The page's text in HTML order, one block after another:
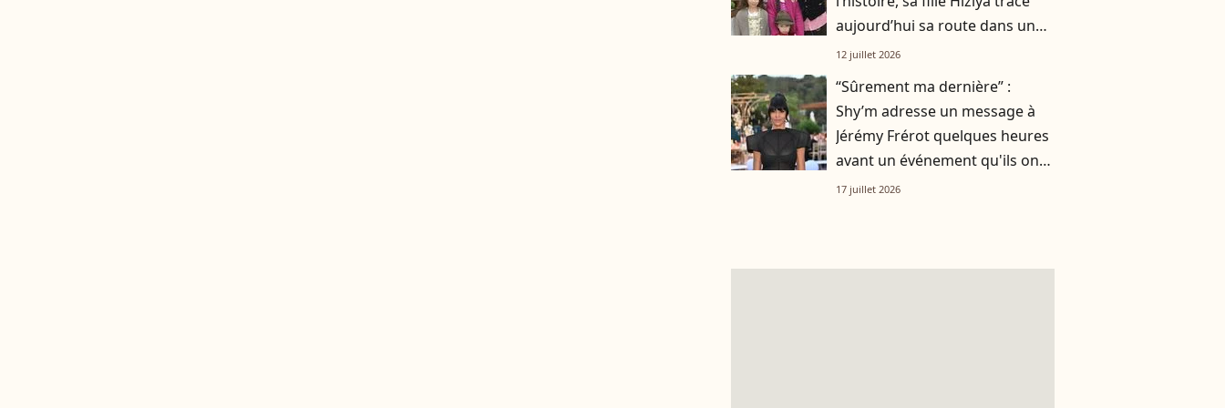
aujourd’hui sa route dans un
tout autre univers
12 juillet 2026
“Sûrement ma dernière” :
Shy’m adresse un message à
Jérémy Frérot quelques heures
avant un événement qu'ils ont
vécu ensemble
17 juillet 2026